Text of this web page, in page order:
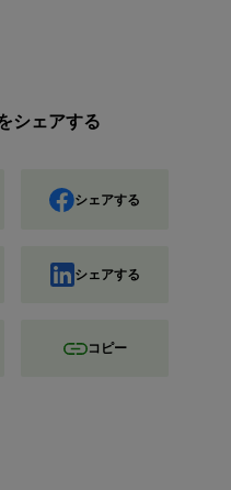
シェアする
シェアする
シェアする
コピー